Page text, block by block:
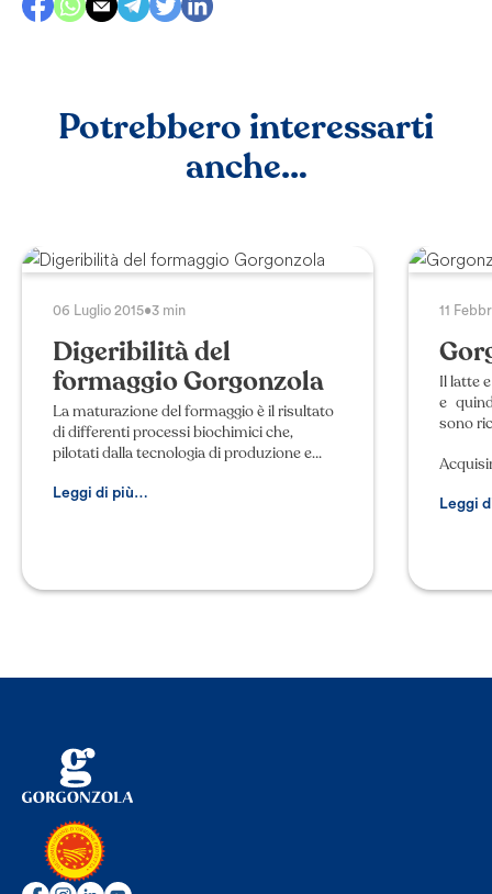
Potrebbero interessarti
anche…
06 Luglio 2015•3 min
Digeribilità del
formaggio Gorgonzola
La maturazione del formaggio è il risultato
di differenti processi biochimici che,
pilotati dalla tecnologia di produzione e
modificazione dei costituenti del latte e d
Leggi di più…
11
Il latte
e
sono
Leggi